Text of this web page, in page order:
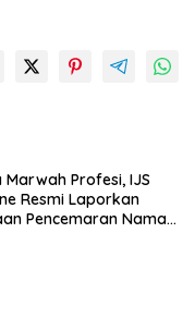
Marwah Profesi, IJS
Resmi Laporkan
Pencemaran Nama